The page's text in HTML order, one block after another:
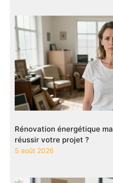
Rénovation énergétique
réussir votre projet ?
5 août 2026